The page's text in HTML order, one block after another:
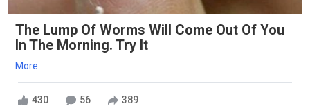
The Lump Of Worms Will Come Out Of You
In The Morning. Try It
More
430 56 389